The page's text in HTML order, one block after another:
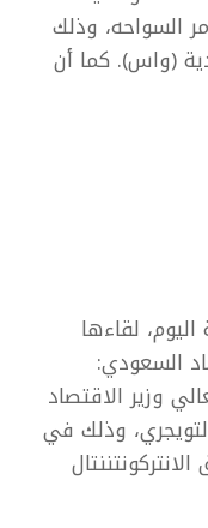
السواحه، وذلك
(واس). كما أن
لقاءها
السعودي:
وزير الاقتصاد
وذلك في